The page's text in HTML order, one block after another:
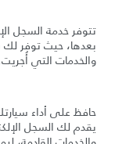
بعدها، حيث توفر لك
والخدمات التي
حافظ على أداء
يقدم لك السجل